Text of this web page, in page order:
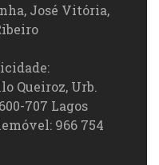
José Vitória,
Queiroz, Urb.
707 Lagos
966 754